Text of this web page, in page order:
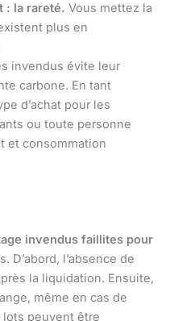
: la rareté. Vous mettez la
plus en
invendus évite leur
carbone. En tant
d’achat pour les
ou toute personne
et consommation
invendus faillites pour
D’abord, l’absence de
la liquidation. Ensuite,
même en cas de
peuvent être